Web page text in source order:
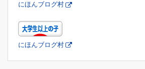
にほんブログ村
にほんブログ村